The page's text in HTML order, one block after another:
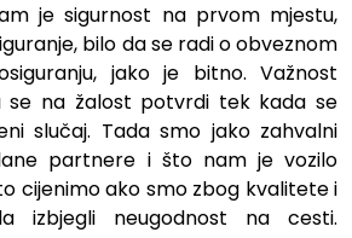
je sigurnost na prvom mjestu,
bilo da se radi o obveznom
jako je bitno. Važnost
se na žalost potvrdi tek kada se
slučaj. Tada smo jako zahvalni
partnere i što nam je vozilo
cijenimo ako smo zbog kvalitete i
izbjegli neugodnost na cesti.